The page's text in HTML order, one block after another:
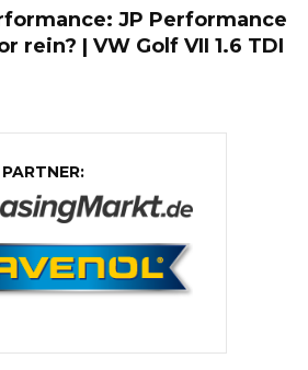
JP Performance
rein? | VW Golf VII 1.6 TDI